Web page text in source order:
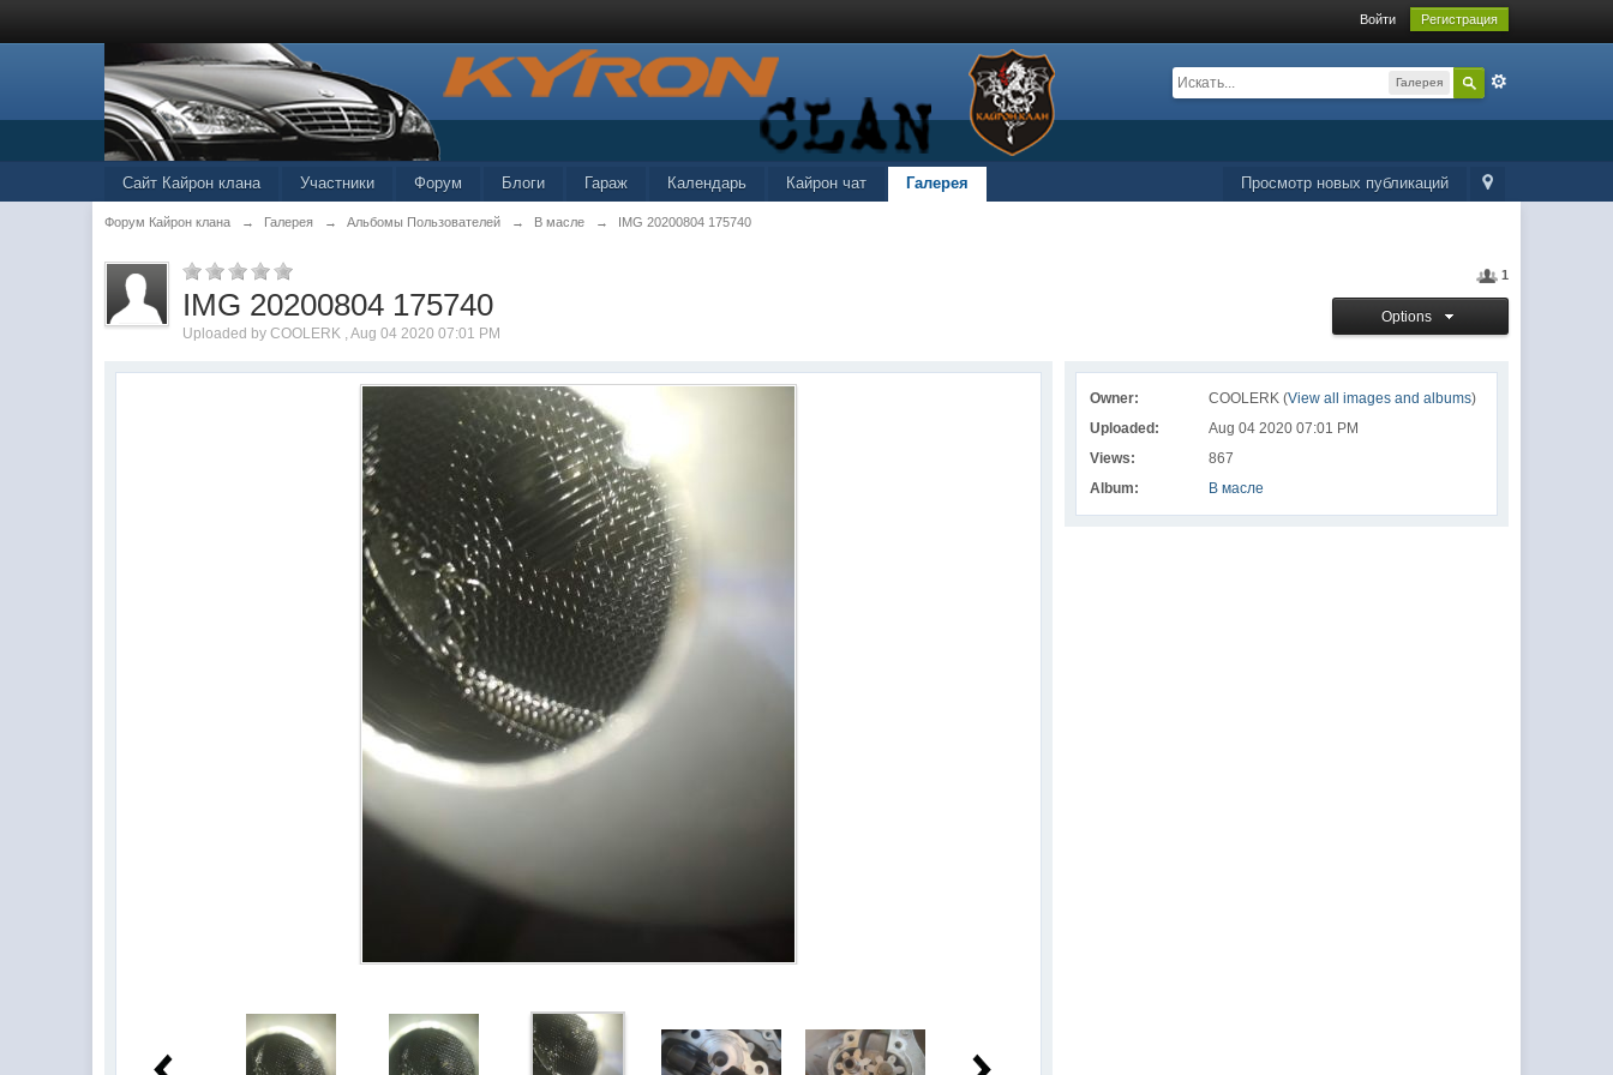
Войти Регистрация
Галерея
Просмотр новых публикаций
Сайт Кайрон клана Участники Форум Блоги Гараж Календарь Кайрон чат Галерея
Форум Кайрон клана → Галерея → Альбомы Пользователей → В масле → IMG 20200804 175740
1
Options
IMG 20200804 175740
Uploaded by COOLERK , Aug 04 2020 07:01 PM
Owner: COOLERK (View all images and albums)
Uploaded:
Aug 04 2020 07:01 PM
Views:
867
Album:
В масле